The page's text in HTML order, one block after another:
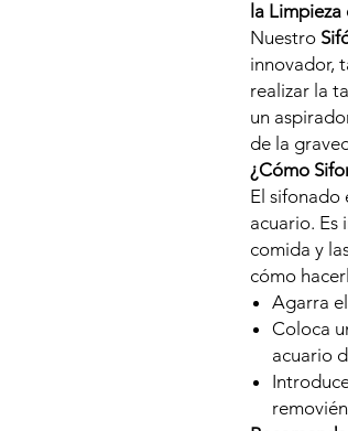
la
Nuestro
innovador,
realizar la
un
de la
¿Cómo
El sifonado
acuario. Es
comida y
cómo
Agarra
Coloca
acuario